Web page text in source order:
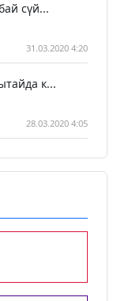
сүй...
31.03.2020 4:20
к...
28.03.2020 4:05